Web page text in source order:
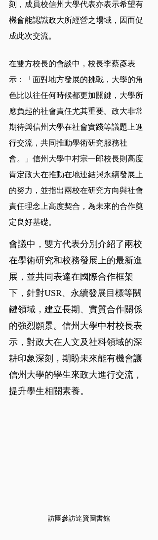
刻，成員校信州大學代表亦表示希望有
機會能認識政大所經營之場域，因而促
成此次交流。
在雙方校長的會談中，校長李蔡彥表
示：「面對地方發展的挑戰，大學的角
色比以往任何時候都更加關鍵，大學所
應負起的社會責任尤其重要。政大非常
期待與信州大學在社會實踐等議題上進
行交流，共同推動學術研究服務社
會。」信州大學中村宗一郎校長則高度
肯定政大在推動在地連結與永續發展上
的努力，並指出兩校在研究方向與社會
責任理念上高度契合，為未來的合作奠
定良好基礎。
會議中，雙方代表分別介紹了兩校
在學術研究和校務發展上的最新進
展，並共同表達在國際合作框架
下，針對USR、永續發展目標等關
鍵領域，建立長期、實質合作關係
的強烈願景。信州大學中村校長表
示，對政大在人文及社科領域的深
耕印象深刻，期盼未來能有機會讓
信州大學的學生來政大進行交流，
提升學生相關素養。
訪團參訪達賢圖書館